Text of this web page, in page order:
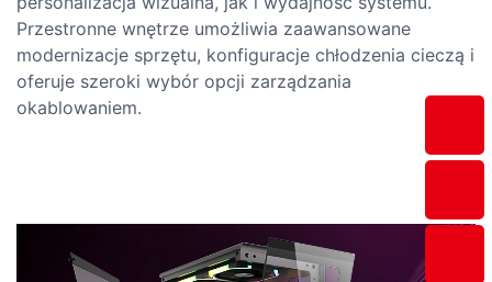
Przestronne wnętrze umożliwia zaawansowane
modernizacje sprzętu, konfiguracje chłodzenia cieczą i
oferuje szeroki wybór opcji zarządzania
okablowaniem.